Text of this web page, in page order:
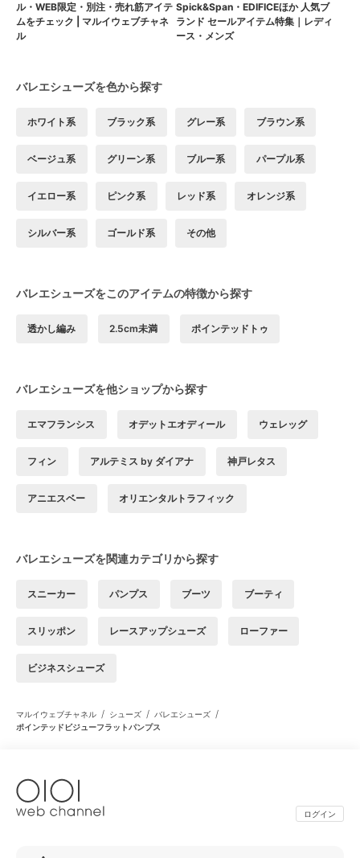
ル・WEB限定・別注・売れ筋アイテ
ムをチェック | マルイウェブチャネ
ル
Spick&Span・EDIFICEほか 人気ブ
ランド セールアイテム特集｜レディ
ース・メンズ
バレエシューズを色から探す
ホワイト系 ブラック系 グレー系 ブラウン系
ベージュ系 グリーン系 ブルー系 パープル系
イエロー系 ピンク系 レッド系 オレンジ系
シルバー系 ゴールド系 その他
バレエシューズをこのアイテムの特徴から探す
透かし編み 2.5cm未満 ポインテッドトゥ
バレエシューズを他ショップから探す
エマフランシス オデットエオディール ウェレッグ
フィン アルテミス by ダイアナ 神戸レタス
アニエスベー オリエンタルトラフィック
バレエシューズを関連カテゴリから探す
スニーカー パンプス ブーツ ブーティ
スリッポン レースアップシューズ ローファー
ビジネスシューズ
マルイウェブチャネル / シューズ / バレエシューズ /
ポインテッドビジューフラットパンプス
ログイン